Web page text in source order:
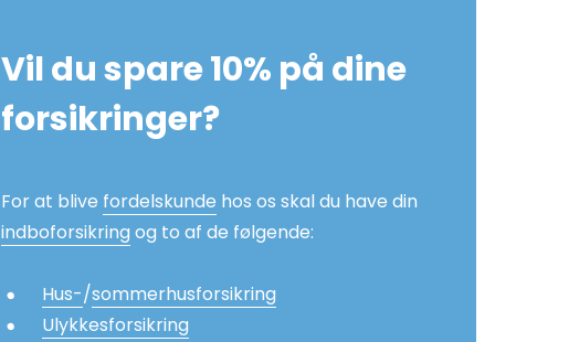
Vil du spare 10% på dine
forsikringer?
For at blive fordelskunde hos os skal du have din
indboforsikring og to af de følgende:
Hus-/sommerhusforsikring
Ulykkesforsikring